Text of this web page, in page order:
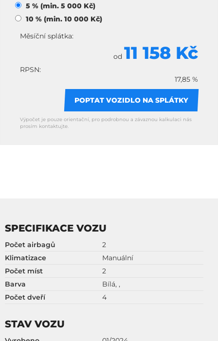
5 % (min. 5 000 Kč)
10 % (min. 10 000 Kč)
Měsíční splátka:
od 11 158 Kč
RPSN:
17,85 %
POPTAT VOZIDLO NA SPLÁTKY
Výpočet je pouze orientační, pro podrobnou a závaznou kalkulaci nás
prosím kontaktujte.
SPECIFIKACE VOZU
Počet airbagů
2
Klimatizace
Manuální
Počet míst
2
Barva
Bílá, ,
Počet dveří
4
STAV VOZU